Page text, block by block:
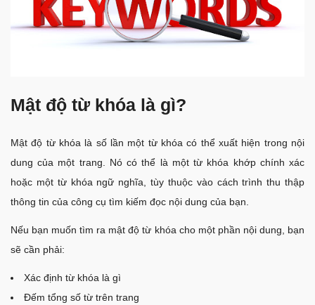
Mật độ từ khóa là gì?
Mật độ từ khóa là số lần một từ khóa có thể xuất hiện trong nội
dung của một trang. Nó có thể là một từ khóa khớp chính xác
hoặc một từ khóa ngữ nghĩa, tùy thuộc vào cách trình thu thập
thông tin của công cụ tìm kiếm đọc nội dung của bạn.
Nếu bạn muốn tìm ra mật độ từ khóa cho một phần nội dung, bạn
sẽ cần phải:
Xác định từ khóa là gì
Đếm tổng số từ trên trang